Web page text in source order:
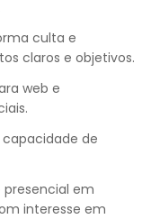
culta e
claros e objetivos.
web e
de
presencial em
interesse em